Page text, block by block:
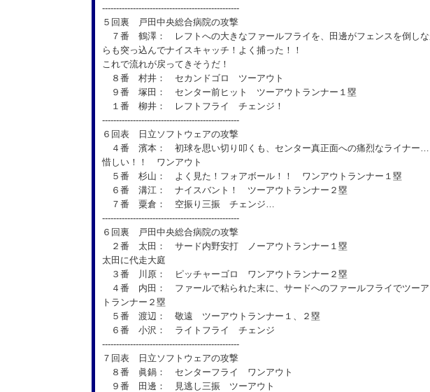
-------------------------------------------------
５回裏 戸田中央総合病院の攻撃
７番 鶴澤： レフトへの大きなファールフライを、田邊がフェンスを倒し
らも突っ込んでナイスキャッチ！よく捕った！！
これで流れが戻ってきそうだ！
８番 村井： セカンドゴロ ツーアウト
９番 塚田： センター前ヒット ツーアウトランナー１塁
１番 柳井： レフトフライ チェンジ！
-------------------------------------------------
６回表 日立ソフトウェアの攻撃
４番 濱本： 初球を思い切り叩くも、センター真正面への痛烈なライナー
惜しい！！ ワンアウト
５番 杉山： よく見た！フォアボール！！ ワンアウトランナー１塁
６番 溝江： ナイスバント！ ツーアウトランナー２塁
７番 粟倉： 空振り三振 チェンジ…
-------------------------------------------------
６回裏 戸田中央総合病院の攻撃
２番 太田： サード内野安打 ノーアウトランナー１塁
太田に代走大庭
３番 川原： ピッチャーゴロ ワンアウトランナー２塁
４番 内田： ファールで粘られた末に、サードへのファールフライでツー
トランナー２塁
５番 渡辺： 敬遠 ツーアウトランナー１、２塁
６番 小沢： ライトフライ チェンジ
-------------------------------------------------
７回表 日立ソフトウェアの攻撃
８番 眞鍋： センターフライ ワンアウト
９番 田邊： 見逃し三振 ツーアウト